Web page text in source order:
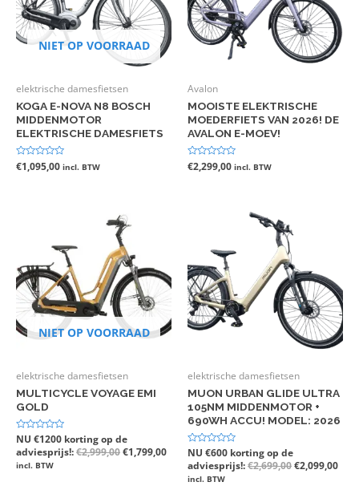
NIET OP VOORRAAD
elektrische damesfietsen
KOGA E-NOVA N8 BOSCH
MIDDENMOTOR
ELEKTRISCHE DAMESFIETS
Gewaardeerd
0
€1,095,00 incl. BTW
Avalon
MOOISTE ELEKTRISCHE
MOEDERFIETS VAN 2026! DE
AVALON E-MOEV!
Gewaardeerd
0
€2,299,00 incl. BTW
NIET OP VOORRAAD
elektrische damesfietsen
MULTICYCLE VOYAGE EMI
GOLD
Gewaardeerd
0
uit
5
NU €1200 korting op de
adviesprijs!:€2,999,00€1,799,00
incl. BTW
elektrische damesfietsen
MUON URBAN GLIDE ULTRA
105NM MIDDENMOTOR +
690WH ACCU! MODEL: 2026
Gewaardeerd
0
uit
5
NU €600 korting op de
adviesprijs!:€2,699,00€2,099,00
incl. BTW